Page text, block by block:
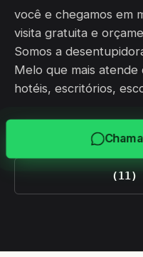
você e chegamos em
visita gratuita e
Somos a
Melo que mais
hotéis, escritórios,
(11)